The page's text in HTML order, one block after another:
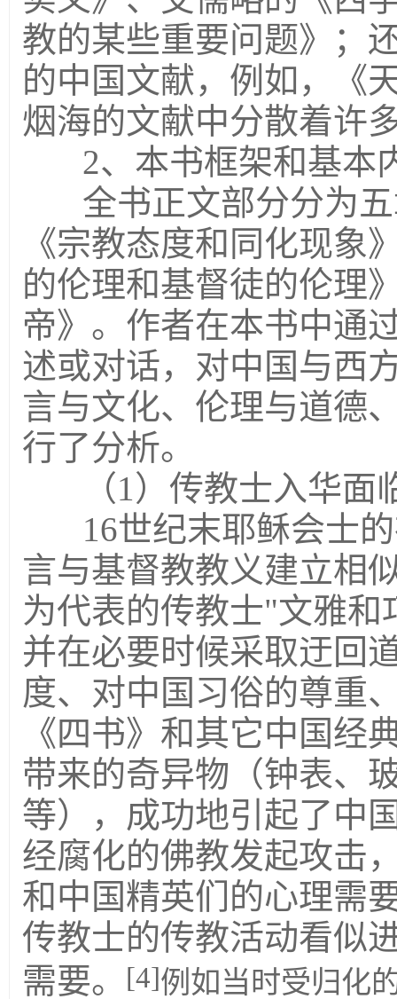
教的某些重要问题》；
的中国文献，例如，《
烟海的文献中分散着许
2、本书框架和基本
全书正文部分分为
《宗教态度和同化现象
的伦理和基督徒的伦理
帝》。作者在本书中通
述或对话，对中国与西
言与文化、伦理与道德
行了分析。
（1）传教士入华
16世纪末耶稣会士
言与基督教教义建立相
为代表的传教士"文雅
并在必要时候采取迂回
度、对中国习俗的尊重
《四书》和其它中国经
带来的奇异物（钟表、
等），成功地引起了中
经腐化的佛教发起攻击
和中国精英们的心理需
传教士的传教活动看似
需要。
[4]例如当时受归化